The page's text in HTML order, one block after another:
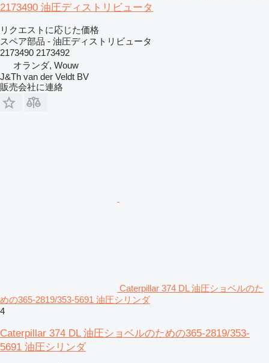
2173490 油圧ディストリビュータ
リクエストに応じた価格
スペア部品 - 油圧ディストリビュータ
2173490 2173492
オランダ, Wouw
J&Th van der Veldt BV
販売会社に連絡
Caterpillar 374 DL 油圧ショベルのた
めの365-2819/353-5691 油圧シリンダ
4
Caterpillar 374 DL 油圧ショベルのための365-2819/353-
5691 油圧シリンダ